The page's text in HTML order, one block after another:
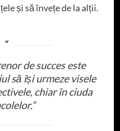
și să învețe de la alții.
de succes este
să își urmeze visele
chiar în ciuda